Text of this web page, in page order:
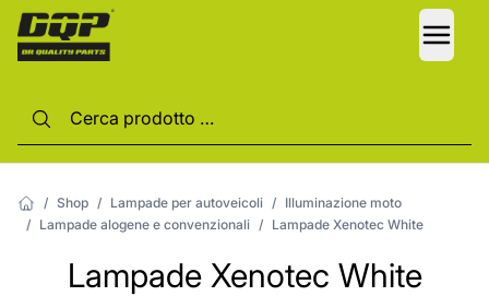
/ Shop / Lampade per autoveicoli / Illuminazione moto
/ Lampade alogene e convenzionali / Lampade Xenotec White
Lampade Xenotec White